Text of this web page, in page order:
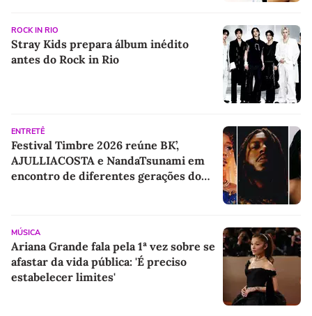
ROCK IN RIO
Stray Kids prepara álbum inédito
antes do Rock in Rio
ENTRETÊ
Festival Timbre 2026 reúne BK’,
AJULLIACOSTA e NandaTsunami em
encontro de diferentes gerações do
MÚSICA
Ariana Grande fala pela 1ª vez sobre se
afastar da vida pública: 'É preciso
estabelecer limites'